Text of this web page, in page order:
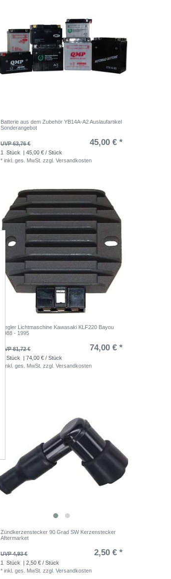
Batterie aus dem Zubehör YB14A-A2 Auslaufartikel
Sonderangebot
UVP 63,76 € 45,00 € *
1 Stück
| 45,00 € / Stück
*inkl. ges. MwSt. zzgl.Versandkosten
Regler Lichtmaschine Kawasaki KLF220 Bayou
1988 - 1995
UVP 81,72 € 74,00 € *
Stück
| 74,00 € / Stück
inkl. ges. MwSt. zzgl.Versandkosten
Zündkerzenstecker 90 Grad SW Kerzenstecker
Aftermarket
UVP 4,93 € 2,50 € *
1 Stück
| 2,50 € / Stück
*inkl. ges. MwSt. zzgl.Versandkosten